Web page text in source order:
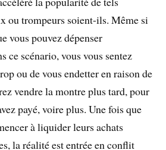
ou trompeurs soient-ils. Même si
vous pouvez dépenser
ce scénario, vous vous sentez
ou de vous endetter en raison de
vendre la montre plus tard, pour
payé, voire plus. Une fois que
à liquider leurs achats
la réalité est entrée en conflit